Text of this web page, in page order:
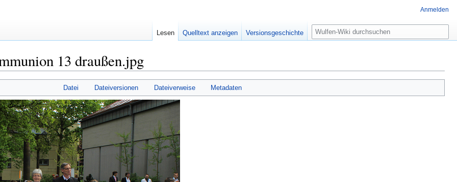
13 draußen.jpg
Datei Dateiversionen Dateiverweise Metadaten
Anmelden
Lesen Quelltext anzeigen Versionsgeschichte
Suche